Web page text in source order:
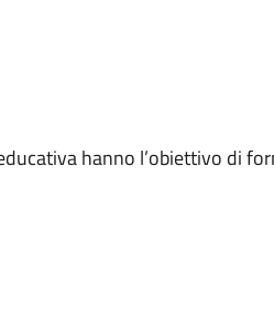
hanno l’obiettivo di